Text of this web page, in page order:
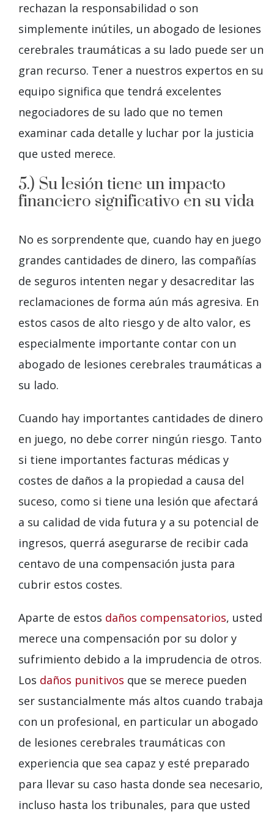
rechazan la responsabilidad o son
simplemente inútiles, un abogado de lesiones
cerebrales traumáticas a su lado puede ser un
gran recurso. Tener a nuestros expertos en su
equipo significa que tendrá excelentes
negociadores de su lado que no temen
examinar cada detalle y luchar por la justicia
que usted merece.
5.) Su lesión tiene un impacto
financiero significativo en su vida
No es sorprendente que, cuando hay en juego
grandes cantidades de dinero, las compañías
de seguros intenten negar y desacreditar las
reclamaciones de forma aún más agresiva. En
estos casos de alto riesgo y de alto valor, es
especialmente importante contar con un
abogado de lesiones cerebrales traumáticas a
su lado.
Cuando hay importantes cantidades de dinero
en juego, no debe correr ningún riesgo. Tanto
si tiene importantes facturas médicas y
costes de daños a la propiedad a causa del
suceso, como si tiene una lesión que afectará
a su calidad de vida futura y a su potencial de
ingresos, querrá asegurarse de recibir cada
centavo de una compensación justa para
cubrir estos costes.
Aparte de estos daños compensatorios, usted
merece una compensación por su dolor y
sufrimiento debido a la imprudencia de otros.
Los daños punitivos que se merece pueden
ser sustancialmente más altos cuando trabaja
con un profesional, en particular un abogado
de lesiones cerebrales traumáticas con
experiencia que sea capaz y esté preparado
para llevar su caso hasta donde sea necesario,
incluso hasta los tribunales, para que usted